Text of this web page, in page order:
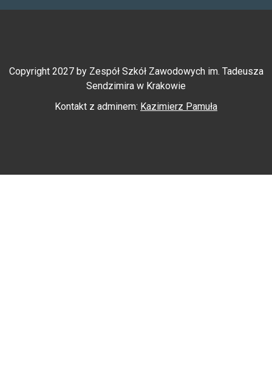
Copyright 2027 by Zespół Szkół Zawodowych im. Tadeusza
Sendzimira w Krakowie
Kontakt z adminem: Kazimierz Pamuła